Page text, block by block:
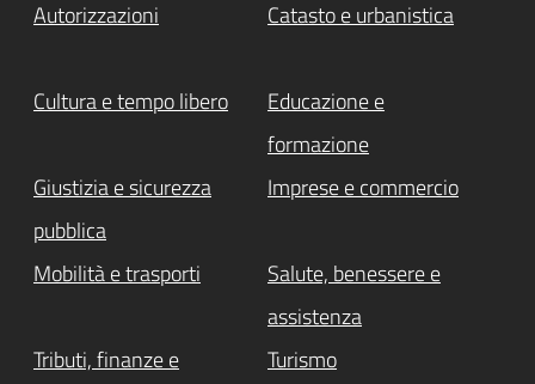
Autorizzazioni Catasto e urbanistica
Cultura e tempo libero
Educazione e
formazione
Giustizia e sicurezza
pubblica
Imprese e commercio
Mobilità e trasporti
Salute, benessere e
assistenza
Tributi, finanze e
Turismo